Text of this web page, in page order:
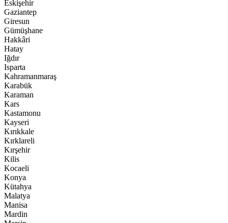
Eskişehir
Gaziantep
Giresun
Gümüşhane
Hakkâri
Hatay
Iğdır
Isparta
Kahramanmaraş
Karabük
Karaman
Kars
Kastamonu
Kayseri
Kırıkkale
Kırklareli
Kırşehir
Kilis
Kocaeli
Konya
Kütahya
Malatya
Manisa
Mardin